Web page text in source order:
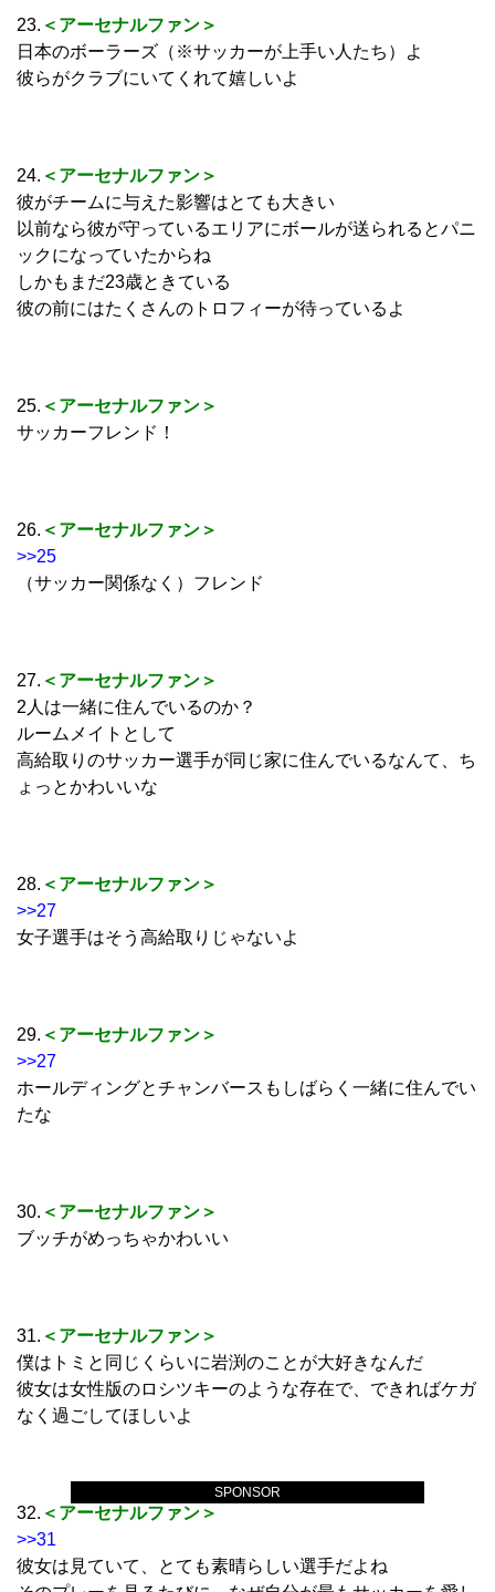
SPONSOR
23. ＜アーセナルファン＞
日本のボーラーズ（※サッカーが上手い人たち）よ
彼らがクラブにいてくれて嬉しいよ
24. ＜アーセナルファン＞
彼がチームに与えた影響はとても大きい
以前なら彼が守っているエリアにボールが送られるとパニ
ックになっていたからね
しかもまだ23歳ときている
彼の前にはたくさんのトロフィーが待っているよ
25. ＜アーセナルファン＞
サッカーフレンド！
26. ＜アーセナルファン＞
>>25
（サッカー関係なく）フレンド
27. ＜アーセナルファン＞
2人は一緒に住んでいるのか？
ルームメイトとして
高給取りのサッカー選手が同じ家に住んでいるなんて、ち
ょっとかわいいな
28. ＜アーセナルファン＞
>>27
女子選手はそう高給取りじゃないよ
29. ＜アーセナルファン＞
>>27
ホールディングとチャンバースもしばらく一緒に住んでい
たな
30. ＜アーセナルファン＞
ブッチがめっちゃかわいい
31. ＜アーセナルファン＞
僕はトミと同じくらいに岩渕のことが大好きなんだ
彼女は女性版のロシツキーのような存在で、できればケガ
なく過ごしてほしいよ
32. ＜アーセナルファン＞
>>31
彼女は見ていて、とても素晴らしい選手だよね